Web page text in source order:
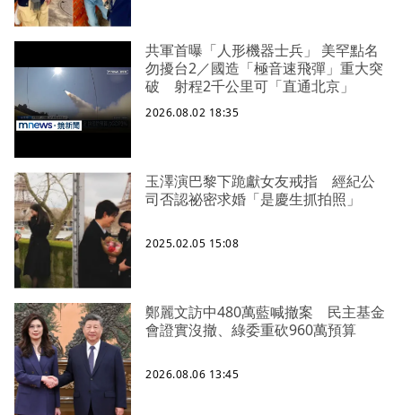
共軍首曝「人形機器士兵」 美罕點名
勿擾台2／國造「極音速飛彈」重大突
破 射程2千公里可「直通北京」
2026.08.02 18:35
玉澤演巴黎下跪獻女友戒指 經紀公
司否認祕密求婚「是慶生抓拍照」
2025.02.05 15:08
鄭麗文訪中480萬藍喊撤案 民主基金
會證實沒撤、綠委重砍960萬預算
2026.08.06 13:45